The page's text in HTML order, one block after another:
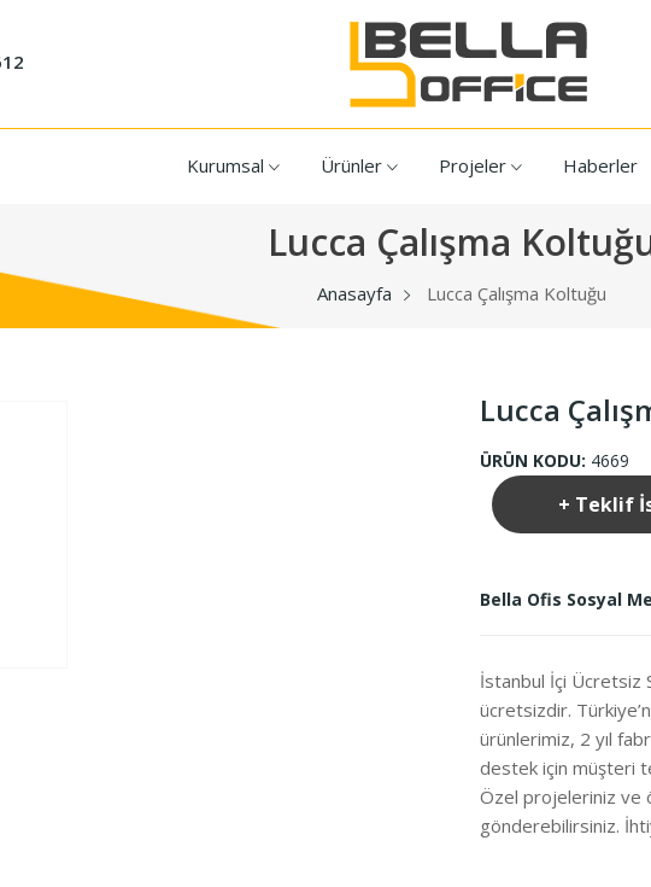
Kurumsal Ürünler Projeler Haberler
Lucca Çalışma
Anasayfa Lucca Çalışma Koltuğu
Lucca
ÜRÜN KODU: 4669
+ Teklif
Bella Ofis Sosyal
İstanbul İçi Ücretsiz
ücretsizdir.
ürünlerimiz, 2 yıl
destek için müşteri
Özel projeleriniz ve
gönderebilirsiniz.